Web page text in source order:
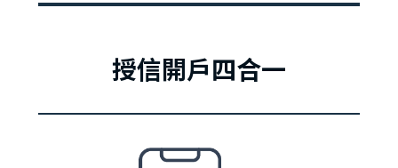
授信開戶四合一